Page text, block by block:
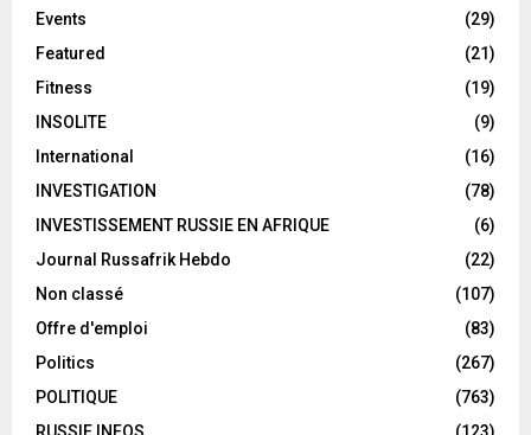
Events
(29)
Featured
(21)
Fitness
(19)
INSOLITE
(9)
International
(16)
INVESTIGATION
(78)
INVESTISSEMENT RUSSIE EN AFRIQUE
(6)
Journal Russafrik Hebdo
(22)
Non classé
(107)
Offre d'emploi
(83)
Politics
(267)
POLITIQUE
(763)
RUSSIE INFOS
(123)